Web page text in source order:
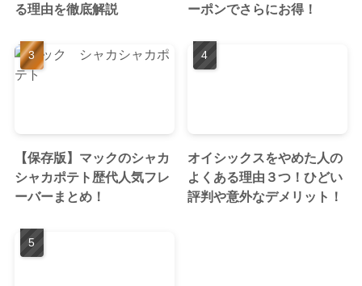
る理由を徹底解説
ーポンでさらにお得！
【保存版】マックのシャカ
シャカポテト歴代人気フレ
ーバーまとめ！
オイシックスをやめた人の
よくある理由３つ！ひどい
評判や意外なデメリット！